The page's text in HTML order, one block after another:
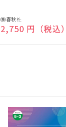
販
売
㈱春秋社
通常価格
2,750 円（税込）